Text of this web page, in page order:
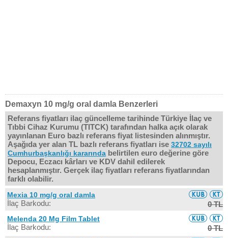
Demaxyn 10 mg/g oral damla Benzerleri
Referans fiyatları ilaç güncelleme tarihinde Türkiye İlaç ve
Tıbbi Cihaz Kurumu (TITCK) tarafından halka açık olarak
yayınlanan Euro bazlı referans fiyat listesinden alınmıştır.
Aşağıda yer alan TL bazlı referans fiyatları ise 32702 sayılı
Cumhurbaşkanlığı kararında belirtilen euro değerine göre
Depocu, Eczacı kârları ve KDV dahil edilerek
hesaplanmıştır. Gerçek ilaç fiyatları referans fiyatlarından
farklı olabilir.
Mexia 10 mg/g oral damla
İlaç Barkodu: 0 TL
Melenda 20 Mg Film Tablet
İlaç Barkodu: 0 TL